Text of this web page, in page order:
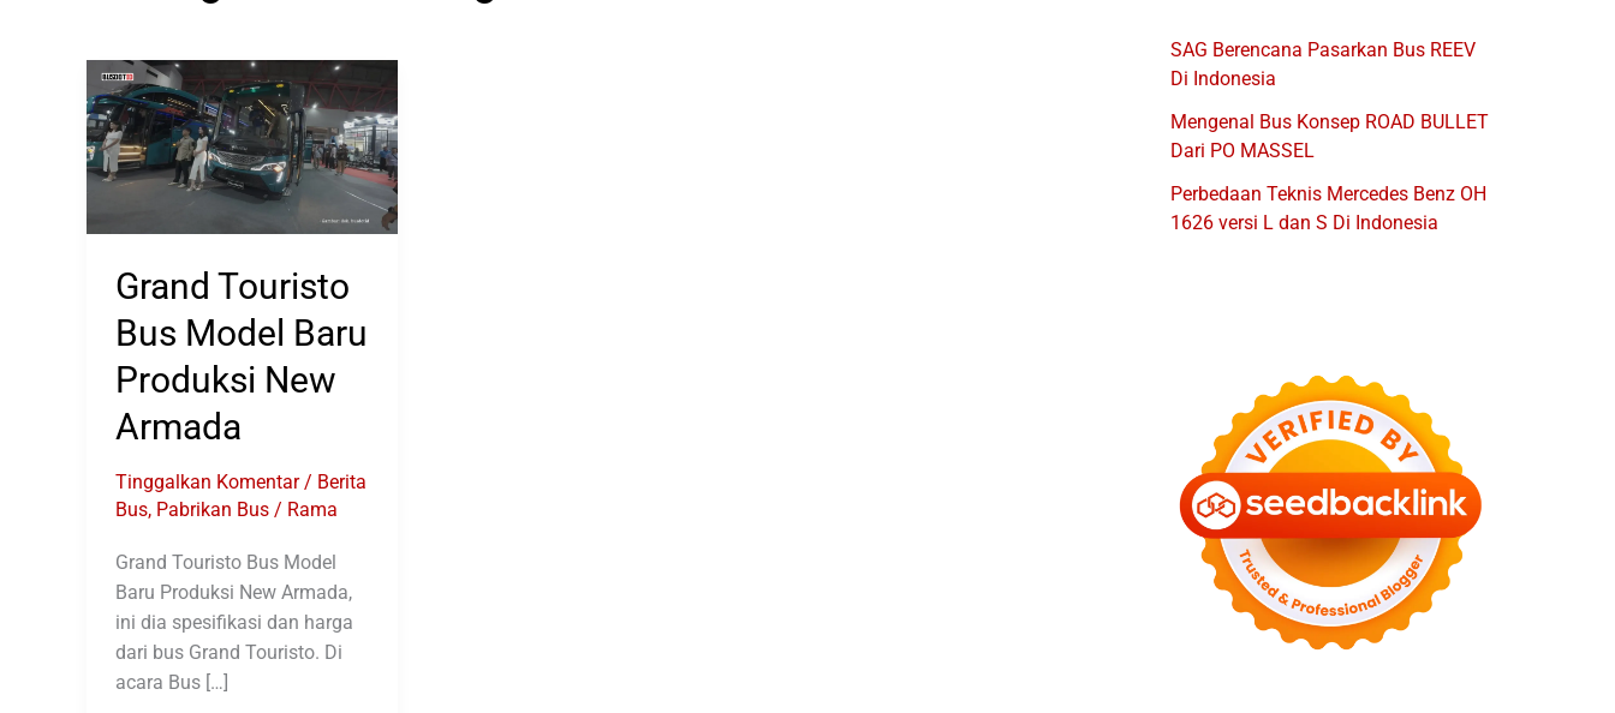
Grand Touristo
Bus Model Baru
Produksi New
Armada
Tinggalkan Komentar / Berita
Bus, Pabrikan Bus / Rama
Grand Touristo Bus Model
Baru Produksi New Armada,
ini dia spesifikasi dan harga
dari bus Grand Touristo. Di
acara Bus […]
SAG Berencana Pasarkan Bus REEV
Di Indonesia
Mengenal Bus Konsep ROAD BULLET
Dari PO MASSEL
Perbedaan Teknis Mercedes Benz OH
1626 versi L dan S Di Indonesia